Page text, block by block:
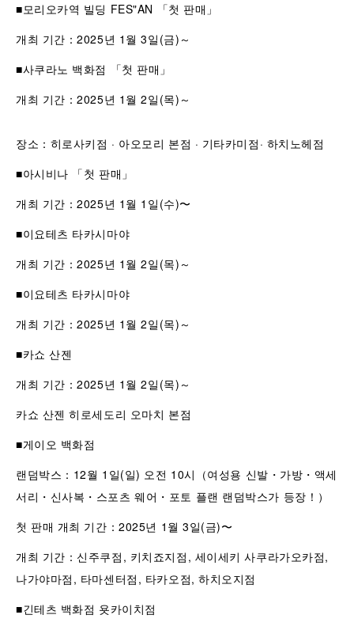
■모리오카역 빌딩 FES"AN 「첫 판매」
개최 기간：2025년 1월 3일(금)～
■사쿠라노 백화점 「첫 판매」
개최 기간：2025년 1월 2일(목)～
장소：히로사키점 · 아오모리 본점 · 기타카미점· 하치노헤점
■아시비나 「첫 판매」
개최 기간：2025년 1월 1일(수)〜
■이요테츠 타카시마야
개최 기간：2025년 1월 2일(목)～
■이요테츠 타카시마야
개최 기간：2025년 1월 2일(목)～
■카쇼 산젠
개최 기간：2025년 1월 2일(목)～
카쇼 산젠 히로세도리 오마치 본점
■게이오 백화점
랜덤박스：12월 1일(일) 오전 10시（여성용 신발・가방・액세
서리・신사복・스포츠 웨어・포토 플랜 랜덤박스가 등장！）
첫 판매 개최 기간：2025년 1월 3일(금)〜
개최 기간：신주쿠점, 키치죠지점, 세이세키 사쿠라가오카점,
나가야마점, 타마센터점, 타카오점, 하치오지점
■긴테츠 백화점 욧카이치점